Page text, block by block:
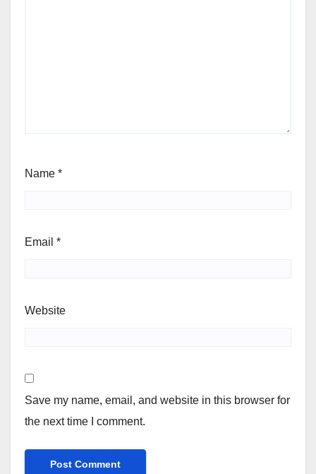
Name *
Email *
Website
Save my name, email, and website in this browser for
the next time I comment.